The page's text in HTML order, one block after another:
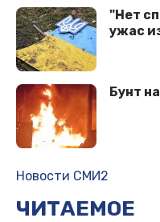
"Нет
ужас
Бунт
Новости СМИ2
ЧИТАЕМОЕ